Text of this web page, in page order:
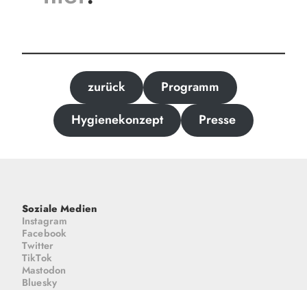
zurück
Programm
Hygienekonzept
Presse
Soziale Medien
Instagram
Facebook
Twitter
TikTok
Mastodon
Bluesky